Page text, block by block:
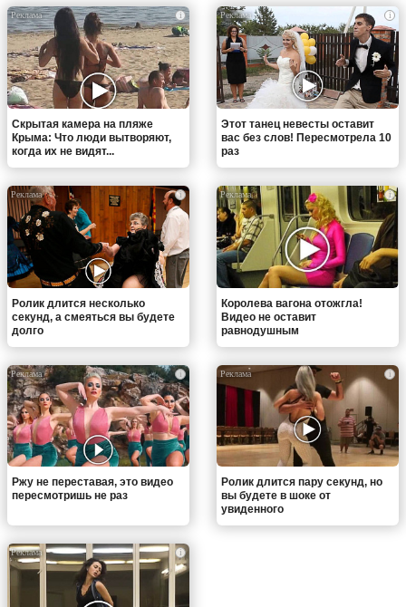
i
Скрытая камера на пляже
Крыма: Что люди вытворяют,
когда их не видят...
i
Этот танец невесты оставит
вас без слов! Пересмотрела 10
раз
i
Ролик длится несколько
секунд, а смеяться вы будете
долго
i
Королева вагона отожгла!
Видео не оставит
равнодушным
i
Ржу не переставая, это видео
пересмотришь не раз
i
Ролик длится пару секунд, но
вы будете в шоке от
увиденного
i